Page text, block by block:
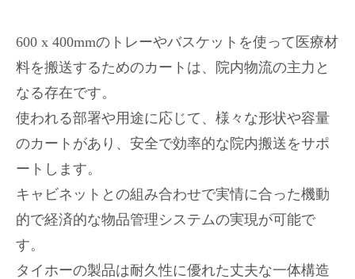
600 x 400mmのトレーやバスケットを使って医療材
料を搬送するためのカートは、院内物流の主力と
なる存在です。
使われる部署や用途に応じて、様々な形状や容量
のカートがあり、安全で効率的な院内搬送をサポ
ートします。
キャビネットとの組み合わせで実情に合った機動
的で経済的な物品管理システムの実現が可能で
す。
タイホーの製品は耐久性に優れた丈夫な一体構造